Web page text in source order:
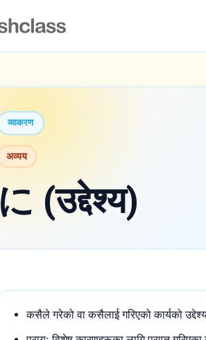
व्याकरण
अव्यय
に (उद्देश्य)
कसैले गरेको वा कसैलाई गरिएको कार्यको